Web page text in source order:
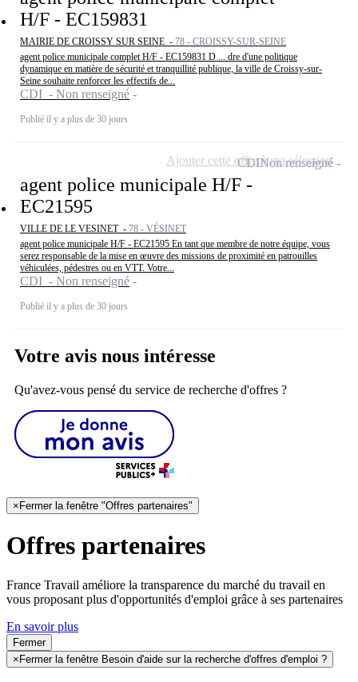
H/F - EC159831
MAIRIE DE CROISSY SUR SEINE - 78 - CROISSY-SUR-SEINE
agent police municipale complet H/F - EC159831 D ... dre d'une politique
dynamique en matière de sécurité et tranquillité publique, la ville de Croissy-sur-
Seine souhaite renforcer les effectifs de...
CDI - Non renseigné
Publié il y a plus de 30 jours
agent police municipale H/F -
EC21595
VILLE DE LE VESINET - 78 - VÉSINET
agent police municipale H/F - EC21595 En tant que membre de notre équipe, vous
serez responsable de la mise en œuvre des missions de proximité en patrouilles
véhiculées, pédestres ou en VTT. Votre...
CDI - Non renseigné
Publié il y a plus de 30 jours
CDINon renseigné
Ajouter cette offre à ma sélection
Votre avis nous intéresse
Qu'avez-vous pensé du service de recherche d'offres ?
×Fermer la fenêtre "Offres partenaires"
Offres partenaires
France Travail améliore la transparence du marché du travail en
vous proposant plus d'opportunités d'emploi grâce à ses partenaires
En savoir plus
Fermer
×Fermer la fenêtre Besoin d'aide sur la recherche d'offres d'emploi ?